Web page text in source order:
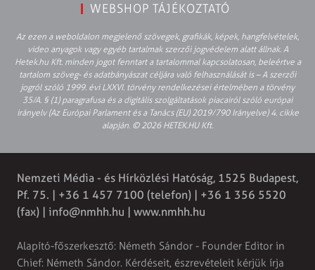
WEBSHOP TÁJÉKOZTATÓ
Az ezen a weboldalon megjelenő szövegek, grafikák, képek, hangfelvételek,
video anyagok vagy egyéb tartalmak szerzői jogvédelem alatt állnak. A
Hetek.hu Kft. minden jogot fenntart a tartalommal kapcsolatosan, beleértve a
tartalom szöveg- és adatbányászat céljára való felhasználását is – A szerzői
jogról szóló 1999. évi LXXVI. törvény rendelkezései értelmében a törvény
35/A. § (1) paragrafusa és a digitális szolgáltatások piacairól szóló európai
irányelv (Az Európai Parlament és a Tanács (EU) 2019/790 Irányelve) 4. cikke
alapján. © 2026 HETEK.HU Kft.
Nemzeti Média - és Hírközlési Hatóság, 1525 Budapest,
Pf. 75. | +36 1 457 7100 (telefon) | +36 1 356 5520
(fax) | info@nmhh.hu | www.nmhh.hu
Alapító-főszerkesztő: Németh Sándor - Founder Editor in
Chief: Németh Sándor. Kérdéseit, észrevételeit kérjük írja